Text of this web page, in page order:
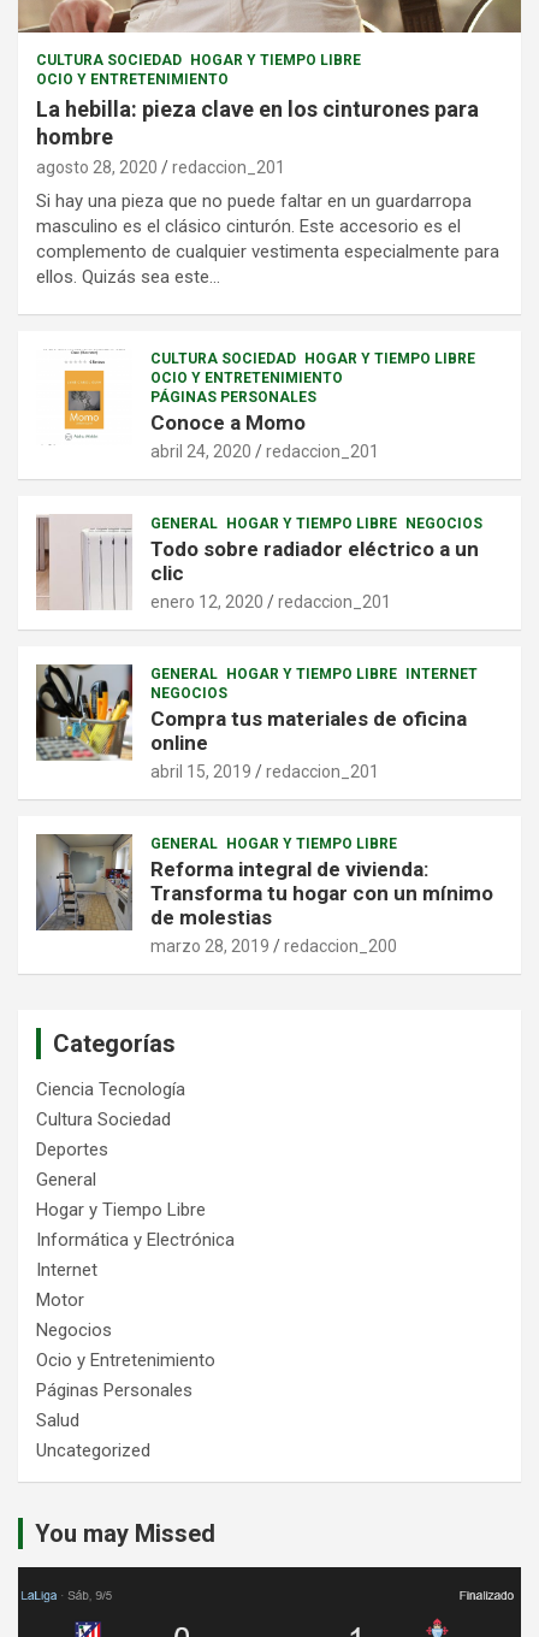
CULTURA SOCIEDAD HOGAR Y TIEMPO LIBRE
OCIO Y ENTRETENIMIENTO
La hebilla: pieza clave en los cinturones para
hombre
agosto 28, 2020 redaccion_201
Si hay una pieza que no puede faltar en un guardarropa
masculino es el clásico cinturón. Este accesorio es el
complemento de cualquier vestimenta especialmente para
ellos. Quizás sea este…
CULTURA SOCIEDAD HOGAR Y TIEMPO LIBRE
OCIO Y ENTRETENIMIENTO
PÁGINAS PERSONALES
Conoce a Momo
abril 24, 2020 redaccion_201
GENERAL HOGAR Y TIEMPO LIBRE NEGOCIOS
Todo sobre radiador eléctrico a un
clic
enero 12, 2020 redaccion_201
GENERAL HOGAR Y TIEMPO LIBRE INTERNET
NEGOCIOS
Compra tus materiales de oficina
online
abril 15, 2019 redaccion_201
GENERAL HOGAR Y TIEMPO LIBRE
Reforma integral de vivienda:
Transforma tu hogar con un mínimo
de molestias
marzo 28, 2019 redaccion_200
Categorías
Ciencia Tecnología
Cultura Sociedad
Deportes
General
Hogar y Tiempo Libre
Informática y Electrónica
Internet
Motor
Negocios
Ocio y Entretenimiento
Páginas Personales
Salud
Uncategorized
You may Missed